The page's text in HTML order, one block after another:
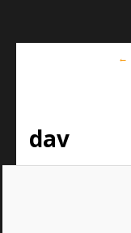
←
dav